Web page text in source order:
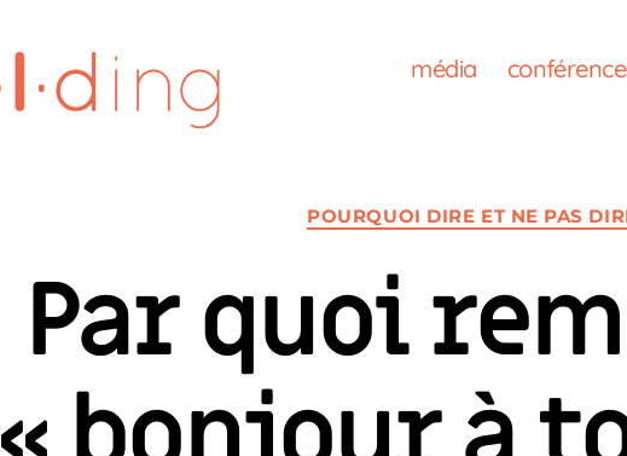
média
Catégories
POURQUOI DIRE ET NE PAS
Par quoi